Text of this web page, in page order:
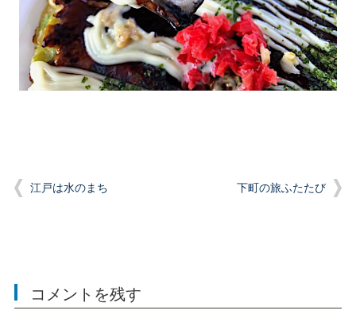
江戸は水のまち 下町の旅ふたたび
コメントを残す